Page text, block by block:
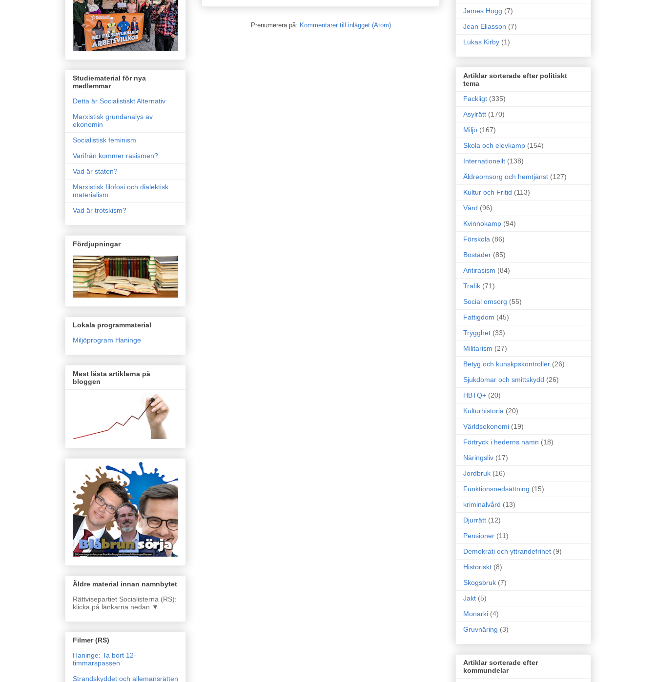
Prenumerera på: Kommentarer till inlägget (Atom)
Studiematerial för nya
medlemmar
Detta är Socialistiskt Alternativ
Marxistisk grundanalys av
ekonomin
Socialistisk feminism
Varifrån kommer rasismen?
Vad är staten?
Marxistisk filofosi och dialektisk
materialism
Vad är trotskism?
Fördjupningar
Lokala programmaterial
Miljöprogram Haninge
Mest lästa artiklarna på
bloggen
Äldre material innan namnbytet
Rättvisepartiet Socialisterna (RS):
klicka på länkarna nedan ▼
Filmer (RS)
Haninge: Ta bort 12-
timmarspassen
Strandskyddet och allemansrätten
James Hogg (7)
Jean Eliasson (7)
Lukas Kirby (1)
Artiklar sorterade efter politiskt
tema
Fackligt (335)
Asylrätt (170)
Miljö (167)
Skola och elevkamp (154)
Internationellt (138)
Äldreomsorg och hemtjänst (127)
Kultur och Fritid (113)
Vård (96)
Kvinnokamp (94)
Förskola (86)
Bostäder (85)
Antirasism (84)
Trafik (71)
Social omsorg (55)
Fattigdom (45)
Trygghet (33)
Militarism (27)
Betyg och kunskpskontroller (26)
Sjukdomar och smittskydd (26)
HBTQ+ (20)
Kulturhistoria (20)
Världsekonomi (19)
Förtryck i hederns namn (18)
Näringsliv (17)
Jordbruk (16)
Funktionsnedsättning (15)
kriminalvård (13)
Djurrätt (12)
Pensioner (11)
Demokrati och yttrandefrihet (9)
Historiskt (8)
Skogsbruk (7)
Jakt (5)
Monarki (4)
Gruvnäring (3)
Artiklar sorterade efter
kommundelar